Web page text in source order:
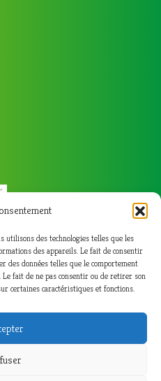
utilisons des technologies telles que les
des appareils. Le fait de consentir
des données telles que le comportement
fait de ne pas consentir ou de retirer son
certaines caractéristiques et fonctions.